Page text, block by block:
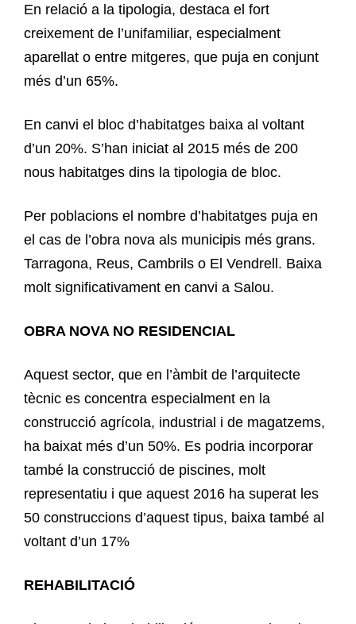
En relació a la tipologia, destaca el fort
creixement de l’unifamiliar, especialment
aparellat o entre mitgeres, que puja en conjunt
més d’un 65%.
En canvi el bloc d’habitatges baixa al voltant
d’un 20%. S’han iniciat al 2015 més de 200
nous habitatges dins la tipologia de bloc.
Per poblacions el nombre d’habitatges puja en
el cas de l’obra nova als municipis més grans.
Tarragona, Reus, Cambrils o El Vendrell. Baixa
molt significativament en canvi a Salou.
OBRA NOVA NO RESIDENCIAL
Aquest sector, que en l’àmbit de l’arquitecte
tècnic es concentra especialment en la
construcció agrícola, industrial i de magatzems,
ha baixat més d’un 50%. Es podria incorporar
també la construcció de piscines, molt
representatiu i que aquest 2016 ha superat les
50 construccions d’aquest tipus, baixa també al
voltant d’un 17%
REHABILITACIÓ